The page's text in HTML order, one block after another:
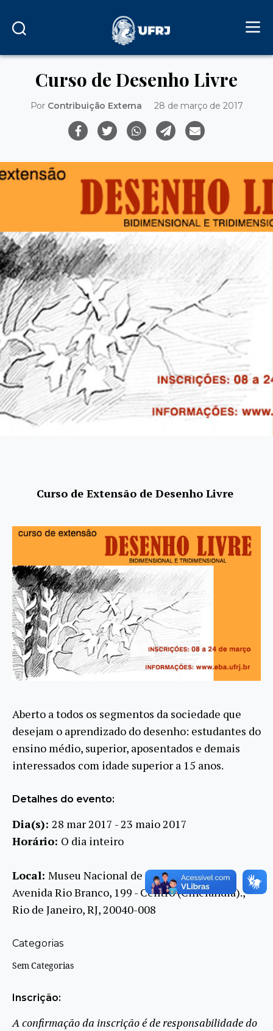
Curso de Desenho Livre
Por Contribuição Externa 28 de março de 2017
Curso de Extensão de Desenho Livre
Aberto a todos os segmentos da sociedade que
desejam o aprendizado do desenho: estudantes do
ensino médio, superior, aposentados e demais
interessados com idade superior a 15 anos.
Detalhes do evento:
Dia(s): 28 mar 2017 - 23 maio 2017
Horário: O dia inteiro
Local: Museu Nacional de Belas Artes
Avenida Rio Branco, 199 - Centro (Cinelândia).,
Rio de Janeiro, RJ, 20040-008
Categorias
Sem Categorias
Inscrição:
A confirmação da inscrição é de responsabilidade do